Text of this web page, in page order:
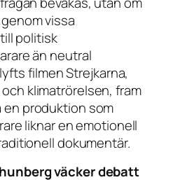
vissa
politisk
än neutral
filmenStrejkarna,
klimatrörelsen, fram
produktion som
liknar en emotionell
dokumentär.
väcker debatt